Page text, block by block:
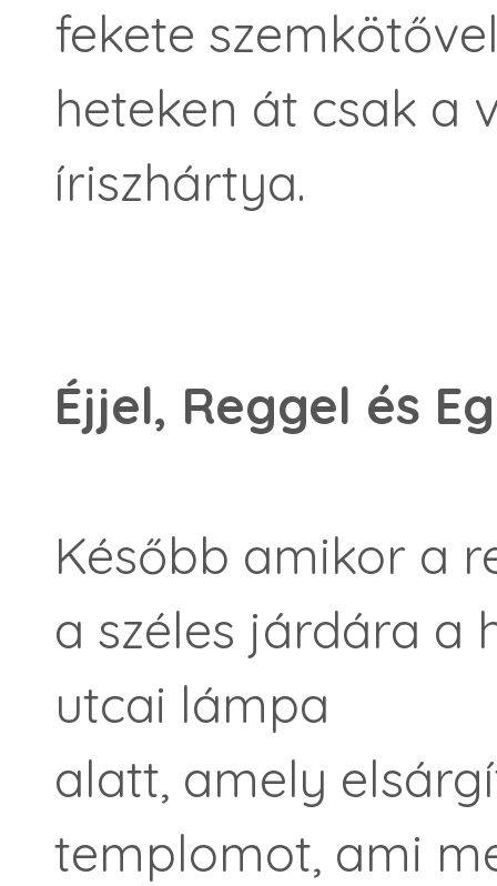
fekete
heteken át csak a
íriszhártya.
Éjjel, Reggel és
Később amikor a
a széles járdára a
utcai lámpa
alatt, amely
templomot, ami